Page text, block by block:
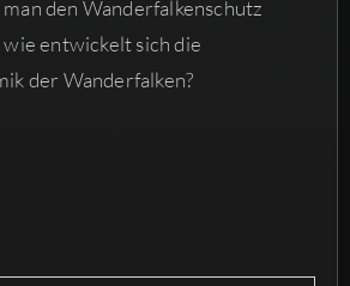
den Wanderfalkenschutz
entwickelt sich die
der Wanderfalken?